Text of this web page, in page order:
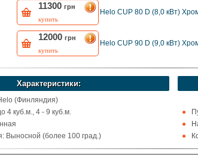
11300 грн
купить
Helo CUP 80 D (8,0 кВт)
12000 грн
купить
Helo CUP 90 D (9,0 кВт)
Характеристики:
(Финляндия)
4 куб.м., 4 - 9 куб.м.
Выносной (более 100 град.)
дома